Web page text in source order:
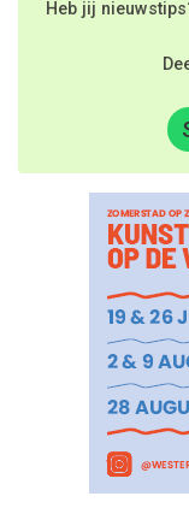
Heb jij